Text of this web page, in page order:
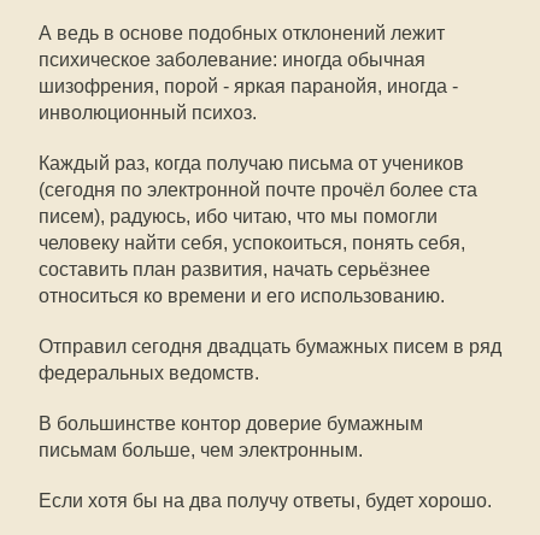
А ведь в основе подобных отклонений лежит
психическое заболевание: иногда обычная
шизофрения, порой - яркая паранойя, иногда -
инволюционный психоз.
Каждый раз, когда получаю письма от учеников
(сегодня по электронной почте прочёл более ста
писем), радуюсь, ибо читаю, что мы помогли
человеку найти себя, успокоиться, понять себя,
составить план развития, начать серьёзнее
относиться ко времени и его использованию.
Отправил сегодня двадцать бумажных писем в ряд
федеральных ведомств.
В большинстве контор доверие бумажным
письмам больше, чем электронным.
Если хотя бы на два получу ответы, будет хорошо.